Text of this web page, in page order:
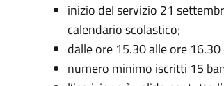
inizio del servizio 21
calendario scolastico;
dalle ore 15.30 alle ore
numero minimo iscritti 15